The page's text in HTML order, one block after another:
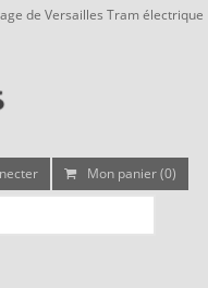
de Versailles Tram électrique
Mon panier (0)